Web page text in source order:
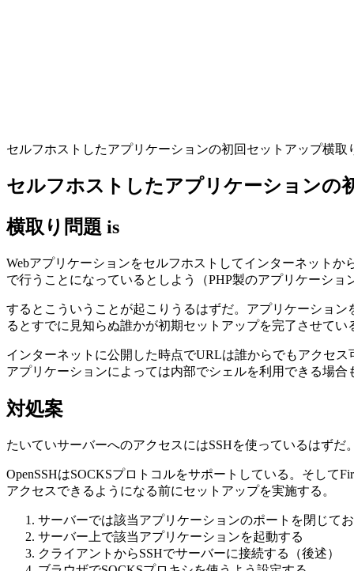
セルフホストしたアプリケーションの初回セットアップ横取
セルフホストしたアプリケーションの
横取り問題 is
Webアプリケーションをセルフホストしてインターネット
で行うことになっているとしよう（PHP製のアプリケーショ
するとこういうことが起こりうるはずだ。アプリケーショ
るとすでに見知らぬ誰かが初期セットアップを完了させてい
インターネットに公開した時点でURLは誰からでもアクセ
アプリケーションによっては内部でシェルを利用できる場
対処案
たいていサーバーへのアクセスにはSSHを使っているはずだ
OpenSSHはSOCKSプロトコルをサポートしている。そして
アクセスできるようになる前にセットアップを実施する。
サーバーでは該当アプリケーションのポートを閉じてお
サーバー上で該当アプリケーションを起動する
クライアントからSSHでサーバーに接続する（後述）